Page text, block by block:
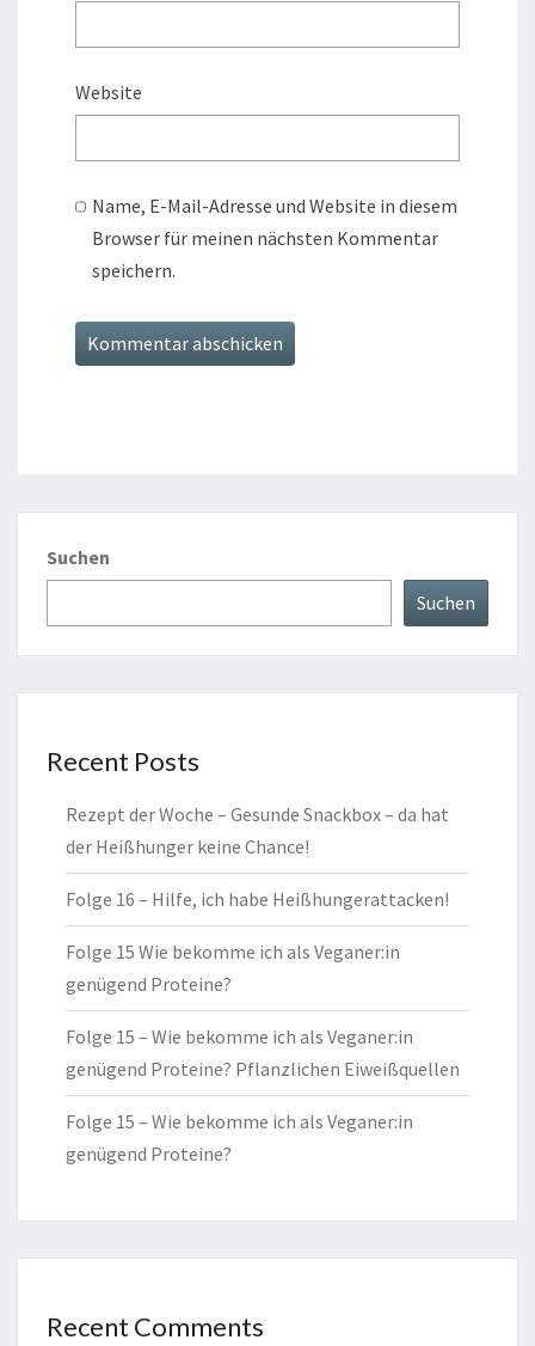
Website
Name, E-Mail-Adresse und Website in diesem
Browser für meinen nächsten Kommentar
speichern.
Suchen
Suchen
Recent Posts
Rezept der Woche – Gesunde Snackbox – da hat
der Heißhunger keine Chance!
Folge 16 – Hilfe, ich habe Heißhungerattacken!
Folge 15 Wie bekomme ich als Veganer:in
genügend Proteine?
Folge 15 – Wie bekomme ich als Veganer:in
genügend Proteine? Pflanzlichen Eiweißquellen
Folge 15 – Wie bekomme ich als Veganer:in
genügend Proteine?
Recent Comments